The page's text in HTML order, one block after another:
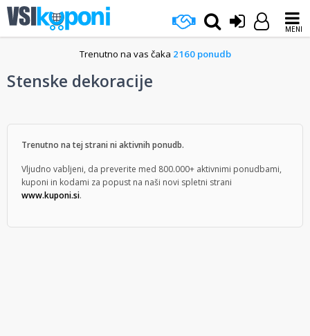
MENI
Trenutno na vas čaka 2160 ponudb
Stenske dekoracije
Trenutno na tej strani ni aktivnih ponudb.
Vljudno vabljeni, da preverite med 800.000+ aktivnimi ponudbami,
kuponi in kodami za popust na naši novi spletni strani
www.kuponi.si.